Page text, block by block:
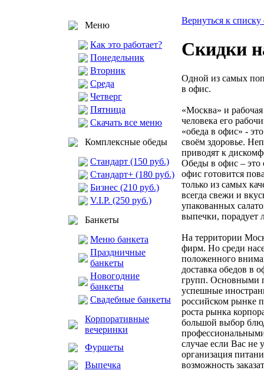
Меню
Как это работает?
Понедельник
Вторник
Среда
Четверг
Пятница
Скачать все меню
Комплексные обеды
Стандарт (150 руб.)
Стандарт+ (180 руб.)
Бизнес (210 руб.)
V.I.P. (250 руб.)
Банкеты
Меню банкета
Праздничные
банкеты
Новогодние
банкеты
Свадебные банкеты
Корпоративные
вечеринки
Фуршеты
Выпечка
Вернуться к списку
Скидки
Одной из самых
в офис.
«Москва» и
человека его
«обеда в офис» -
своём здоровье.
приводят к
Обеды в офис – это
офис готовится
только из самых
всегда свежи и
упакованных
выпечки, порадует
На территории
фирм. Но среди
положенного
доставка обедов в
групп. Основными
успешные
российском рынке
роста рынка
большой выбор
случае если Вас не
организация
возможность